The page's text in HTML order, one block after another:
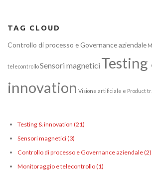
TAG CLOUD
Controllo di processo e Governance aziendale
telecontrolloSensori magnetici Testing
innovation Visione artificiale e Product
Testing & innovation (21)
Sensori magnetici(3)
Controllo di processo e Governance aziendale(2)
Monitoraggio e telecontrollo(1)